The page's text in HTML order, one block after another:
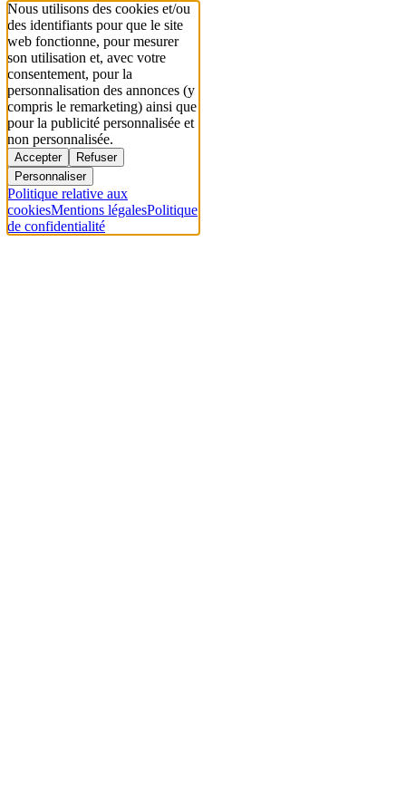
Nous utilisons des cookies et/ou
des identifiants pour que le site
web fonctionne, pour mesurer
son utilisation et, avec votre
consentement, pour la
personnalisation des annonces (y
compris le remarketing) ainsi que
pour la publicité personnalisée et
non personnalisée.
Accepter
Refuser
Personnaliser
Politique relative aux
cookiesMentions légalesPolitique
de confidentialité